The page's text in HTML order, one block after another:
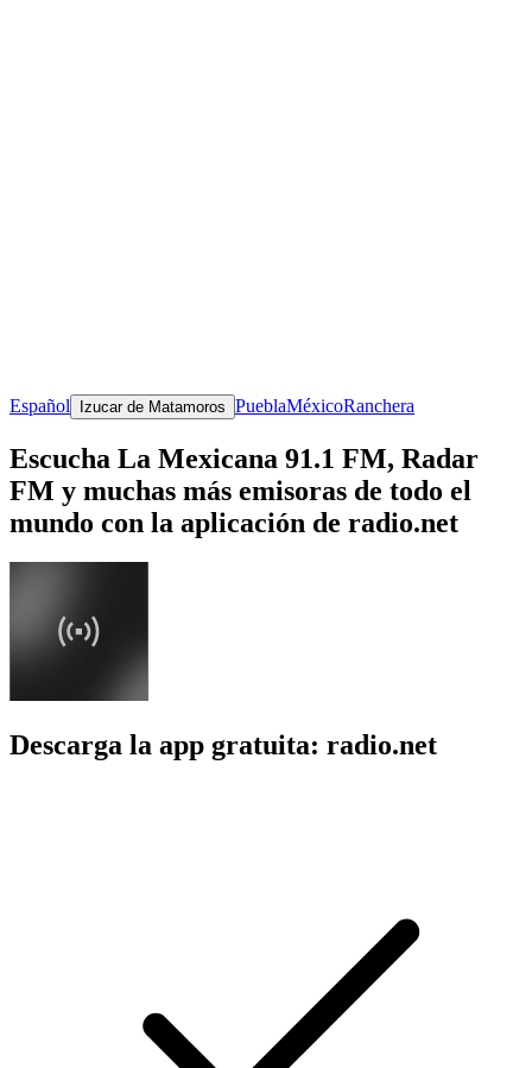
Español Izucar de Matamoros PueblaMéxicoRanchera
Escucha La Mexicana 91.1 FM, Radar
FM y muchas más emisoras de todo el
mundo con la aplicación de radio.net
Descarga la app gratuita: radio.net